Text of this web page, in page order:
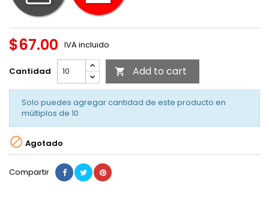
$67.00 IVA incluido
Cantidad  Add to cart
Solo puedes agregar cantidad de este producto en
múltiplos de 10
 Agotado
Compartir